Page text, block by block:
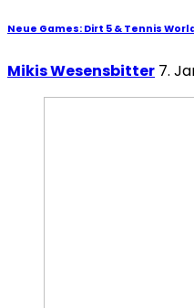
Neue Games: Dirt 5 & Tennis
Mikis Wesensbitter 7.